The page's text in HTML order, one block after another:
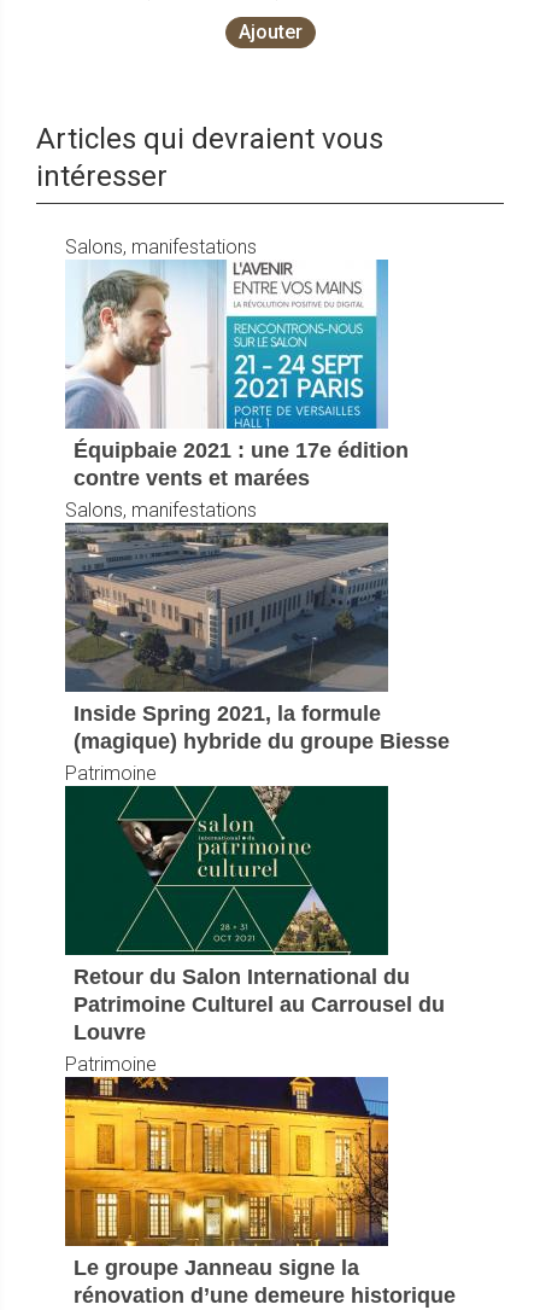
Ajouter
Articles qui devraient vous
intéresser
Salons, manifestations
Équipbaie 2021 : une 17e édition
contre vents et marées
Salons, manifestations
Inside Spring 2021, la formule
(magique) hybride du groupe Biesse
Patrimoine
Retour du Salon International du
Patrimoine Culturel au Carrousel du
Louvre
Patrimoine
Le groupe Janneau signe la
rénovation d’une demeure historique